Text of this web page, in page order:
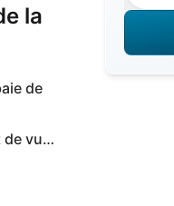
la
de
vues
la